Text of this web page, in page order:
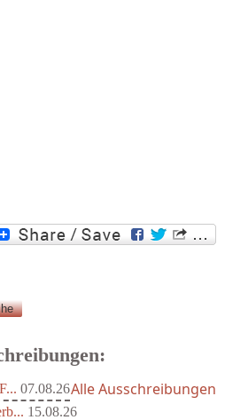
07.08.26
15.08.26
Alle Ausschreibungen